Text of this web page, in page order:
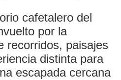
cafetalero del
por la
recorridos, paisajes
distinta para
escapada cercana